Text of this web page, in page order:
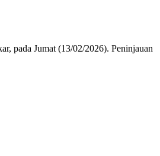
pada Jumat (13/02/2026). Peninjauan